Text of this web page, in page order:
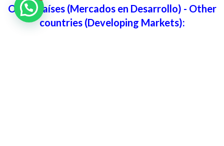
Otros países (Mercados en Desarrollo) - Other
countries (Developing Markets):